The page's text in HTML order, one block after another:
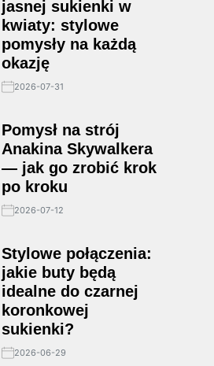
jasnej sukienki w
kwiaty: stylowe
pomysły na każdą
okazję
2026-07-31
Pomysł na strój
Anakina Skywalkera
— jak go zrobić krok
po kroku
2026-07-12
Stylowe połączenia:
jakie buty będą
idealne do czarnej
koronkowej
sukienki?
2026-06-29